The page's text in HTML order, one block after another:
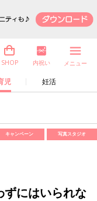
児 妊活
SHOP 内祝い メニュー
キャンペーン 写真スタジオ
ずにはいられな